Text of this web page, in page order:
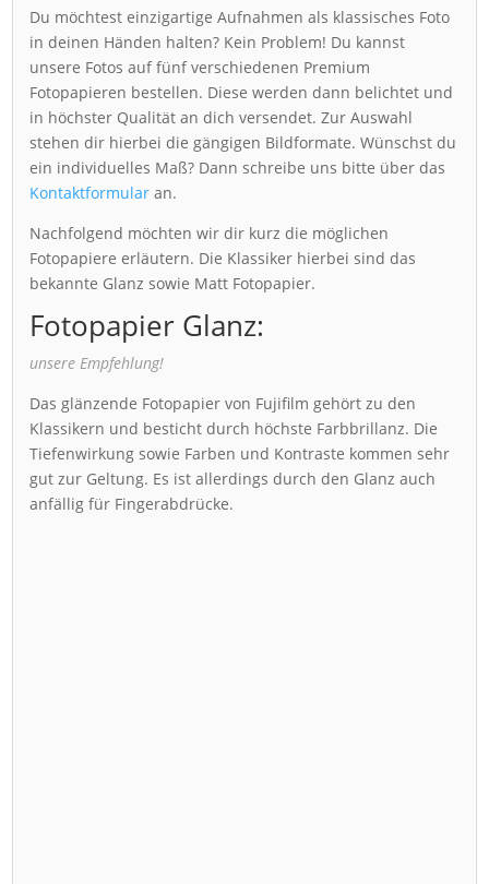
Du möchtest einzigartige Aufnahmen als klassisches Foto
in deinen Händen halten? Kein Problem! Du kannst
unsere Fotos auf fünf verschiedenen Premium
Fotopapieren bestellen. Diese werden dann belichtet und
in höchster Qualität an dich versendet. Zur Auswahl
stehen dir hierbei die gängigen Bildformate. Wünschst du
ein individuelles Maß? Dann schreibe uns bitte über das
Kontaktformular an.
Nachfolgend möchten wir dir kurz die möglichen
Fotopapiere erläutern. Die Klassiker hierbei sind das
bekannte Glanz sowie Matt Fotopapier.
Fotopapier Glanz:
unsere Empfehlung!
Das glänzende Fotopapier von Fujifilm gehört zu den
Klassikern und besticht durch höchste Farbbrillanz. Die
Tiefenwirkung sowie Farben und Kontraste kommen sehr
gut zur Geltung. Es ist allerdings durch den Glanz auch
anfällig für Fingerabdrücke.